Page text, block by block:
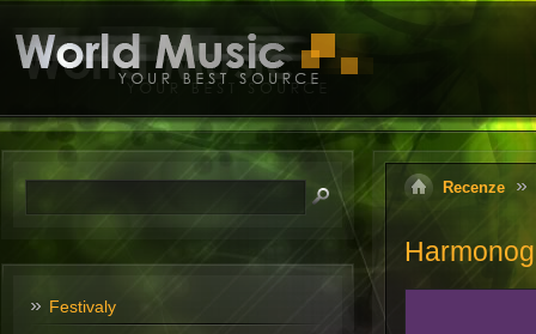
Recenze
Festivaly